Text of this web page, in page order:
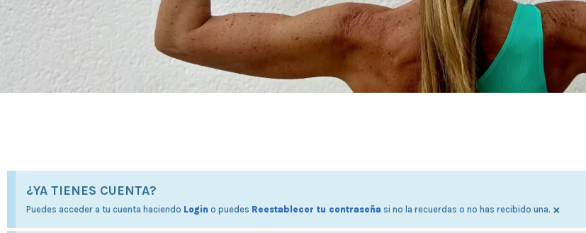
¿YA TIENES CUENTA?
Puedes acceder a tu cuenta haciendo Login o puedes Reestablecer tu contraseña si no la recuerdas o no has recibido una. ×